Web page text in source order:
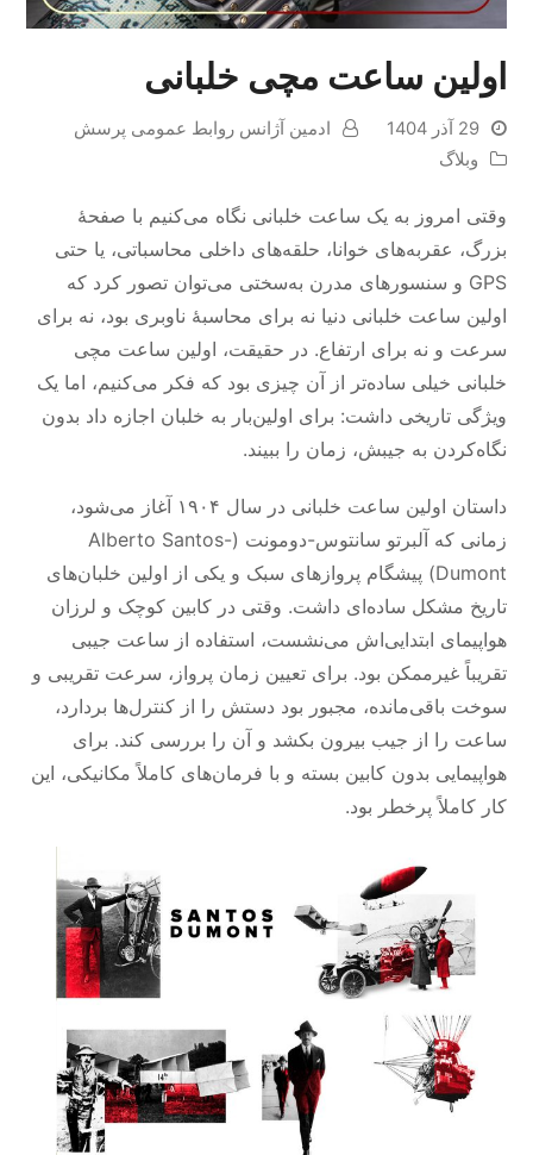
اولین ساعت مچی خلبانی
29 آذر 1404
ادمین آژانس روابط عمومی پرسش
وبلاگ
وقتی امروز به یک ساعت خلبانی نگاه می‌کنیم با صفحهٔ
بزرگ، عقربه‌های خوانا، حلقه‌های داخلی محاسباتی، یا حتی
GPS و سنسورهای مدرن به‌سختی می‌توان تصور کرد که
اولین ساعت خلبانی دنیا نه برای محاسبهٔ ناوبری بود، نه برای
سرعت و نه برای ارتفاع. در حقیقت، اولین ساعت مچی
خلبانی خیلی ساده‌تر از آن چیزی بود که فکر می‌کنیم، اما یک
ویژگی تاریخی داشت: برای اولین‌بار به خلبان اجازه داد بدون
نگاه‌کردن به جیبش، زمان را ببیند.
داستان اولین ساعت خلبانی در سال ۱۹۰۴ آغاز می‌شود،
زمانی که آلبرتو سانتوس-دومونت (Alberto Santos-
Dumont) پیشگام پروازهای سبک و یکی از اولین خلبان‌های
تاریخ مشکل ساده‌ای داشت. وقتی در کابین کوچک و لرزان
هواپیمای ابتدایی‌اش می‌نشست، استفاده از ساعت جیبی
تقریباً غیرممکن بود. برای تعیین زمان پرواز، سرعت تقریبی و
سوخت باقی‌مانده، مجبور بود دستش را از کنترل‌ها بردارد،
ساعت را از جیب بیرون بکشد و آن را بررسی کند. برای
هواپیمایی بدون کابین بسته و با فرمان‌های کاملاً مکانیکی، این
کار کاملاً پرخطر بود.